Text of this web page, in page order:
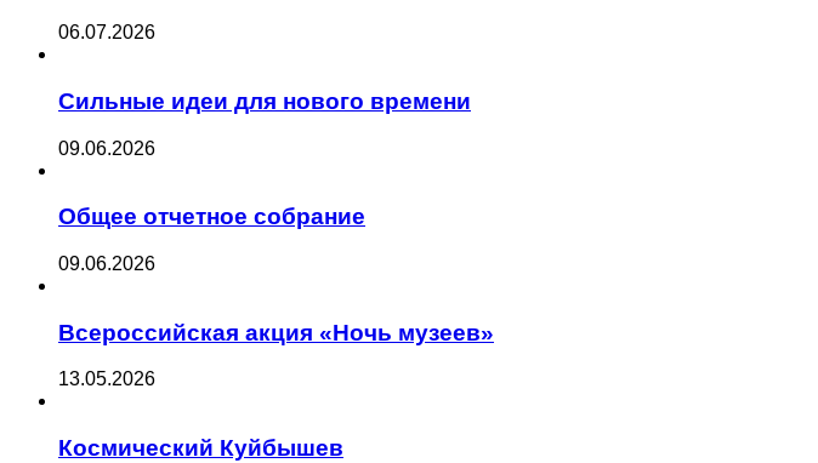
06.07.2026
Сильные идеи для нового времени
09.06.2026
Общее отчетное собрание
09.06.2026
Всероссийская акция «Ночь музеев»
13.05.2026
Космический Куйбышев